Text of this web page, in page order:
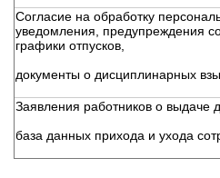
Согласие на обработку
уведомления, предупреждения
графики отпусков,
документы о дисциплинарных
Заявления работников о выдаче
база данных прихода и ухода